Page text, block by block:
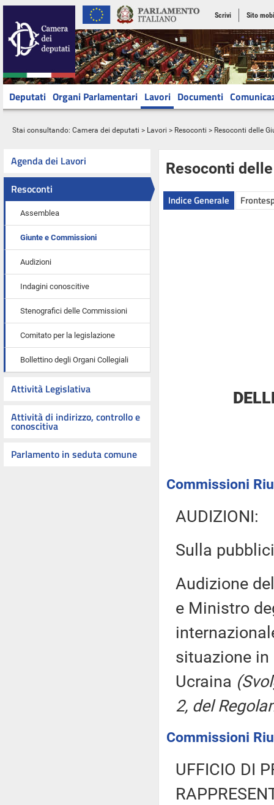
Scrivi Sito
Deputati Organi Parlamentari Lavori Documenti
Stai consultando: Camera dei deputati > Lavori > Resoconti > Resoconti delle
Agenda dei Lavori
Resoconti
Assemblea
Giunte e Commissioni
Audizioni
Indagini conoscitive
Stenografici delle Commissioni
Comitato per la legislazione
Bollettino degli Organi Collegiali
Attività Legislativa
Attività di indirizzo, controllo e
conoscitiva
Parlamento in seduta comune
Resoconti
Indice Generale
Commissioni
AUDIZIONI:
Sulla
Audizione
e Ministro
situazione in
Ucraina
2, del
Commissioni
UFFICIO DI